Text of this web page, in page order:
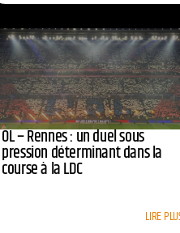
OL – Rennes : un duel sous
pression déterminant dans la
course à la LDC
LIRE